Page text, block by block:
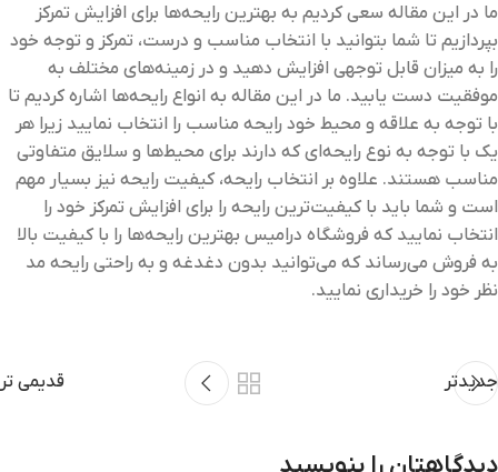
ما در این مقاله سعی کردیم به بهترین رایحه‌ها برای افزایش تمرکز
بپردازیم تا شما بتوانید با انتخاب مناسب و درست، تمرکز و توجه خود
را به میزان قابل توجهی افزایش دهید و در زمینه‌های مختلف به
موفقیت دست یابید. ما در این مقاله به انواع رایحه‌ها اشاره کردیم تا
با توجه به علاقه و محیط خود رایحه مناسب را انتخاب نمایید زیرا هر
یک با توجه به نوع رایحه‌ای که دارند برای محیط‌ها و سلایق متفاوتی
مناسب هستند. علاوه بر انتخاب رایحه، کیفیت رایحه نیز بسیار مهم
است و شما باید با کیفیت‌ترین رایحه را برای افزایش تمرکز خود را
انتخاب نمایید که فروشگاه درامیس بهترین رایحه‌ها را با کیفیت بالا
به فروش می‌رساند که می‌توانید بدون دغدغه و به راحتی رایحه مد
نظر خود را خریداری نمایید.
جدیدتر قدیمی تر